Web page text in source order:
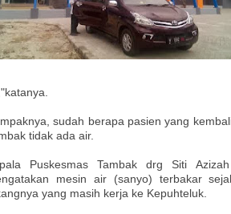
sudah berapa pasien yang
tidak ada air.
Puskesmas Tambak drg Siti
mesin air (sanyo) terbakar
yang masih kerja ke Kepuhteluk.